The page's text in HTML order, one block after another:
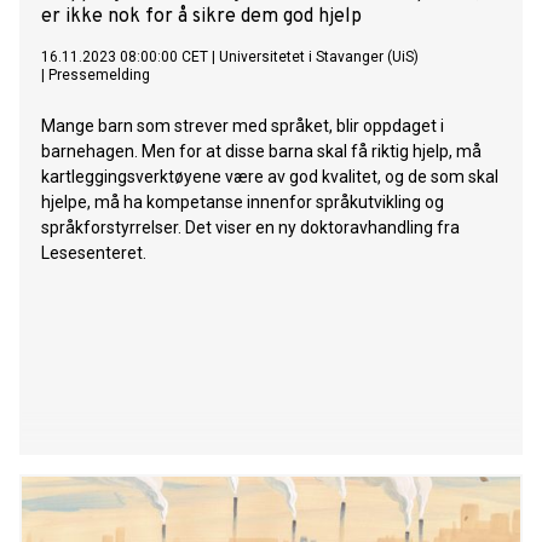
er ikke nok for å sikre dem god hjelp
16.11.2023 08:00:00 CET
Universitetet i Stavanger (UiS)
Pressemelding
Mange barn som strever med språket, blir oppdaget i
barnehagen. Men for at disse barna skal få riktig hjelp, må
kartleggingsverktøyene være av god kvalitet, og de som skal
hjelpe, må ha kompetanse innenfor språkutvikling og
språkforstyrrelser. Det viser en ny doktoravhandling fra
Lesesenteret.